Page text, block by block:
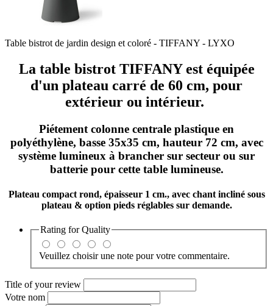
Table bistrot de jardin design et coloré - TIFFANY - LYXO
La table bistrot TIFFANY est équipée
d'un plateau carré de 60 cm, pour
extérieur ou intérieur.
Piétement colonne centrale plastique en
polyéthylène, basse 35x35 cm, hauteur 72 cm, avec
système lumineux à brancher sur secteur ou sur
batterie pour cette table lumineuse.
Plateau compact rond, épaisseur 1 cm., avec chant incliné sous
plateau & option pieds réglables sur demande.
Rating forQuality
Veuillez choisir une note pour votre commentaire.
Title of your review
Votre nom